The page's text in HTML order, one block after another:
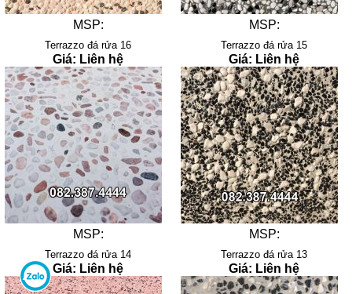
MSP:
Terrazzo đá rửa 16
Giá: Liên hệ
MSP:
Terrazzo đá rửa 15
Giá: Liên hệ
MSP:
Terrazzo đá rửa 14
Giá: Liên hệ
MSP:
Terrazzo đá rửa 13
Giá: Liên hệ